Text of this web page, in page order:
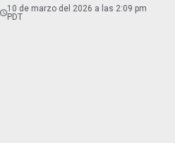
10 de marzo del 2026 a las 2:09 pm
PDT